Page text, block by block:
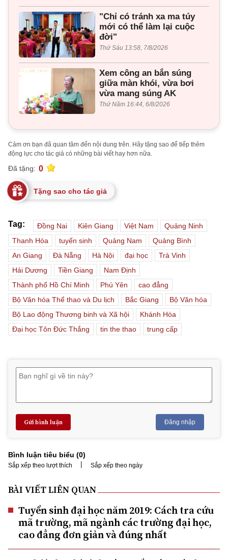
"Chỉ có tránh xa ma túy
mới có thể làm lại cuộc
đời"
Thứ Sáu 13:58, 7/8/2026
Xem công an bắn súng
giữa màn khói, vừa bơi
vừa mang súng AK
Thứ Năm 16:44, 6/8/2026
Cảm ơn bạn đã quan tâm đến nội dung trên. Hãy tặng sao để tiếp thêm
động lực cho tác giả có những bài viết hay hơn nữa.
Đã tặng: 0
Tặng sao cho tác giả
Tag: Đồng Nai Kiên Giang Việt Nam
Quảng Ninh
Thanh Hóa
tuyến sinh Quảng Nam
Quảng Bình
An Giang
Đà Nẵng Hà Nội đại học
Trà Vinh
Hải Dương
Tiền Giang
Nam Định
Thành phố Hồ Chí Minh
Phú Yên
cao đẳng
Bộ Văn hóa Thể thao và Du lịch
Bắc Giang
Bộ Văn hóa
Bộ Lao động Thương binh và Xã hội
Khánh Hòa
Đại học Tôn Đức Thắng
tin the thao trung cấp
Gửi bình luận Đăng nhập
Bình luận tiêu biểu (0)
Sắp xếp theo lượt thích | Sắp xếp theo ngày
BÀI VIẾT LIÊN QUAN
Tuyển sinh đại học năm 2019: Cách tra cứu
mã trường, mã ngành các trường đại học,
cao đẳng đơn giản và đúng nhất